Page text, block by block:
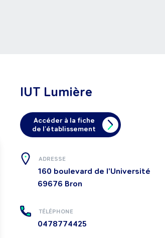
IUT Lumière
Accéder à la fiche
de l'établissement
ADRESSE
160 boulevard de l'Université
69676 Bron
TÉLÉPHONE
0478774425